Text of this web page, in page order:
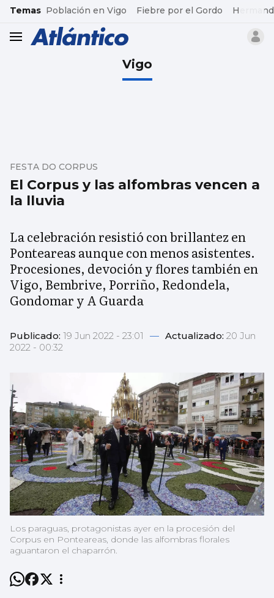
common.go-to-content
Temas Población en Vigo Fiebre por el Gordo
header.menu.open
Vigo
El Corpus y las alfombras vencen a
la lluvia
FESTA DO CORPUS
La celebración resistió con brillantez en
Ponteareas aunque con menos asistentes.
Procesiones, devoción y flores también en
Vigo, Bembrive, Porriño, Redondela,
Gondomar y A Guarda
Publicado: 19 Jun 2022 - 23:01 — Actualizado: 20 Jun
2022 - 00:32
Los paraguas, protagonistas ayer en la procesión del
Corpus en Ponteareas, donde las alfombras florales
aguantaron el chaparrón.